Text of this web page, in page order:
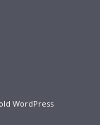
WordPress